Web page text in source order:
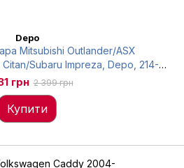
Depo
Mitsubishi Outlander/ASX
Subaru Impreza, Depo, 214-
2047N-UQ
грн 2 399 грн
Купити